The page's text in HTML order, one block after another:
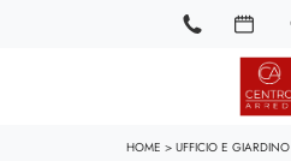
HOME > UFFICIO E GIARDINO